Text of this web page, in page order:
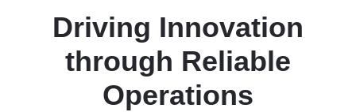
Driving Innovation
through Reliable
Operations